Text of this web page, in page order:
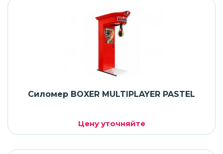
Силомер BOXER MULTIPLAYER PASTEL
Цену уточняйте